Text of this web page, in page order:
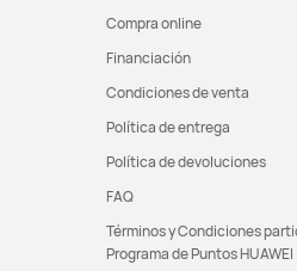
Compra online
Financiación
Condiciones de venta
Política de entrega
Política de devoluciones
FAQ
Términos y Condiciones
Programa de Puntos HUAWEI